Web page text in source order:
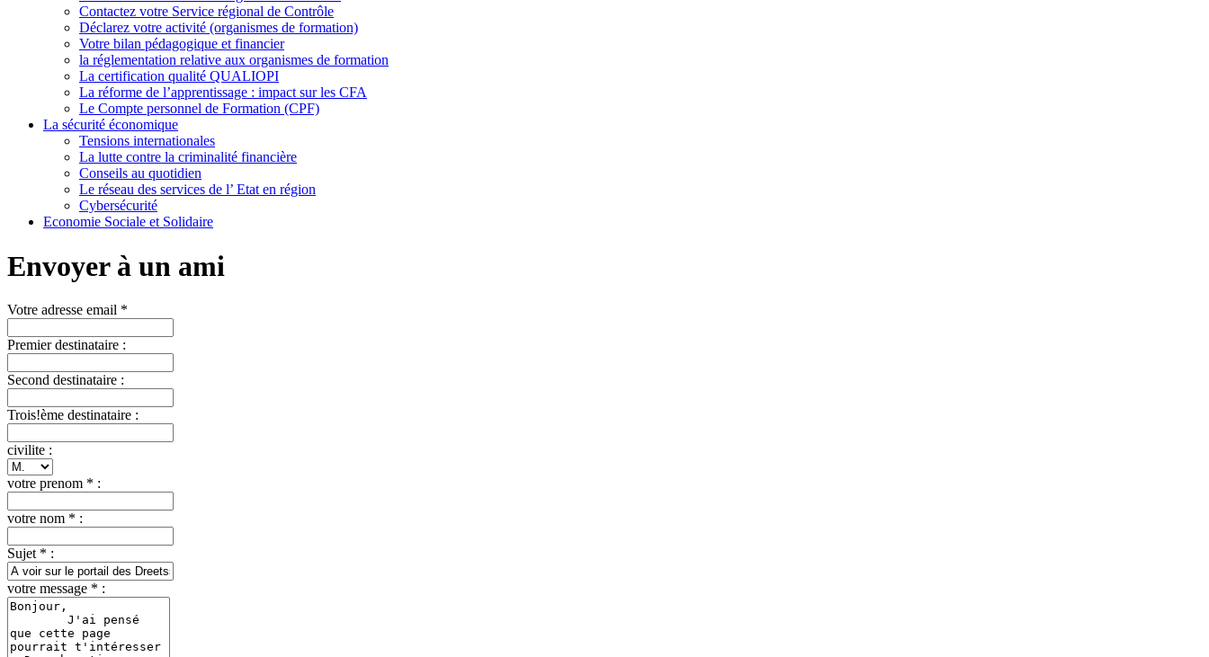
Contactez votre Service régional de Contrôle
Déclarez votre activité (organismes de formation)
Votre bilan pédagogique et financier
la réglementation relative aux organismes de formation
La certification qualité QUALIOPI
La réforme de l’apprentissage : impact sur les CFA
Le Compte personnel de Formation (CPF)
La sécurité économique
Tensions internationales
La lutte contre la criminalité financière
Conseils au quotidien
Le réseau des services de l’ Etat en région
Cybersécurité
Economie Sociale et Solidaire
Envoyer à un ami
Votre adresse email *
Premier destinataire :
Second destinataire :
Trois!ème destinataire :
civilite :
votre prenom * :
votre nom * :
Sujet * :
votre message * :